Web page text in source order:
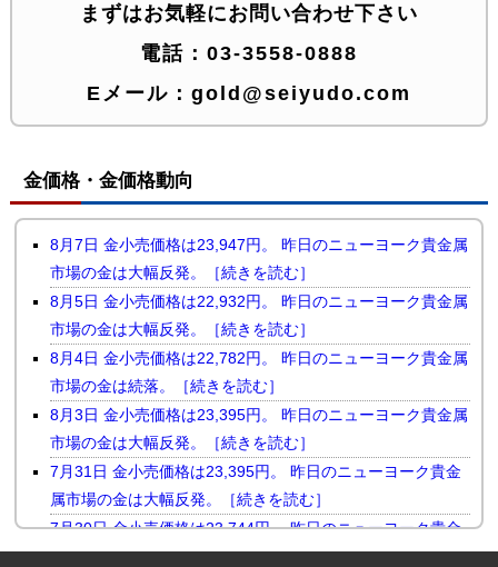
まずはお気軽にお問い合わせ下さい
電話： 03-3558-0888
Eメール： gold@seiyudo.com
金価格・金価格動向
8月7日 金小売価格は23,947円。 昨日のニューヨーク貴金属
市場の金は大幅反発。［続きを読む］
8月5日 金小売価格は22,932円。 昨日のニューヨーク貴金属
市場の金は大幅反発。［続きを読む］
8月4日 金小売価格は22,782円。 昨日のニューヨーク貴金属
市場の金は続落。［続きを読む］
8月3日 金小売価格は23,395円。 昨日のニューヨーク貴金属
市場の金は大幅反発。［続きを読む］
7月31日 金小売価格は23,395円。 昨日のニューヨーク貴金
属市場の金は大幅反発。［続きを読む］
7月30日 金小売価格は23,744円。 昨日のニューヨーク貴金
属市場の金は小幅続落。［続きを読む］